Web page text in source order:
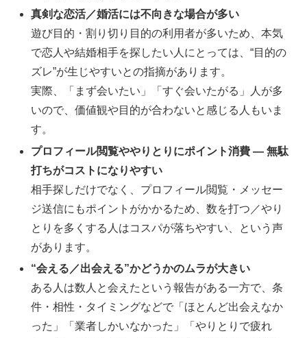
真剣な恋活／婚活には不向きな場合が多い
遊び目的・割り切り目的の利用者が多いため、本気
で恋人や結婚相手を探したい人にとっては、“目的の
ズレ”が生じやすいとの指摘があります。
実際、「まず会いたい」「すぐ会いたがる」人が多
いので、価値観や目的が合わないと感じる人もいま
す。
プロフィール閲覧ややりとりにポイント消費 — 無駄
打ちがコストになりやすい
相手探しだけでなく、プロフィール閲覧・メッセー
ジ送信にもポイントがかかるため、数を打つ／やり
とりを多くする人はコスパが落ちやすい、という声
があります。
“会える／出会える”かどうかのムラが大きい
ある人は数人と会えたという報告がある一方で、条
件・相性・タイミングなどで「ほとんど出会えなか
った」「業者しかいなかった」「やりとりで疲れ